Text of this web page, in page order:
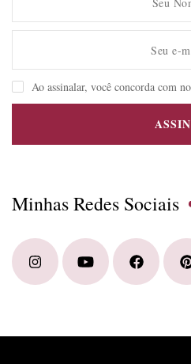
Ao assinalar, você concorda com
Minhas Redes Sociais